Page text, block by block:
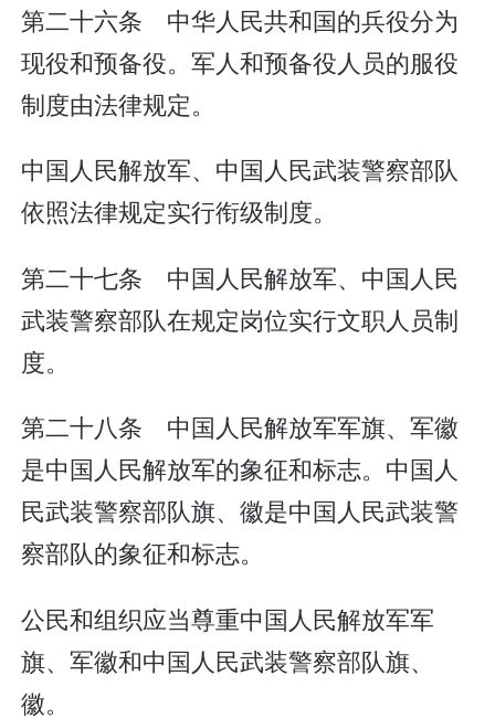
第二十六条 中华人民共和国的兵役分为
现役和预备役。军人和预备役人员的服役
制度由法律规定。
中国人民解放军、中国人民武装警察部队
依照法律规定实行衔级制度。
第二十七条 中国人民解放军、中国人民
武装警察部队在规定岗位实行文职人员制
度。
第二十八条 中国人民解放军军旗、军徽
是中国人民解放军的象征和标志。中国人
民武装警察部队旗、徽是中国人民武装警
察部队的象征和标志。
公民和组织应当尊重中国人民解放军军
旗、军徽和中国人民武装警察部队旗、
徽。